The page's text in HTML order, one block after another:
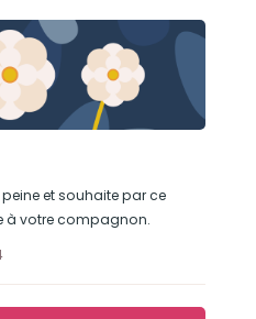
et souhaite par ce
à votre compagnon.